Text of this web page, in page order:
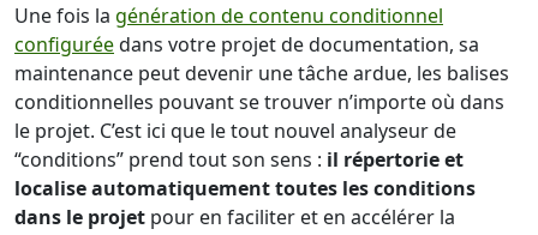
Une fois la génération de contenu conditionnel
configuréedans votre projet de documentation, sa
maintenance peut devenir une tâche ardue, les balises
conditionnelles pouvant se trouver n’importe où dans
le projet. C’est ici que le tout nouvel analyseur de
“conditions” prend tout son sens : il répertorie et
localise automatiquement toutes les conditions
dans le projet pour en faciliter et en accélérer la